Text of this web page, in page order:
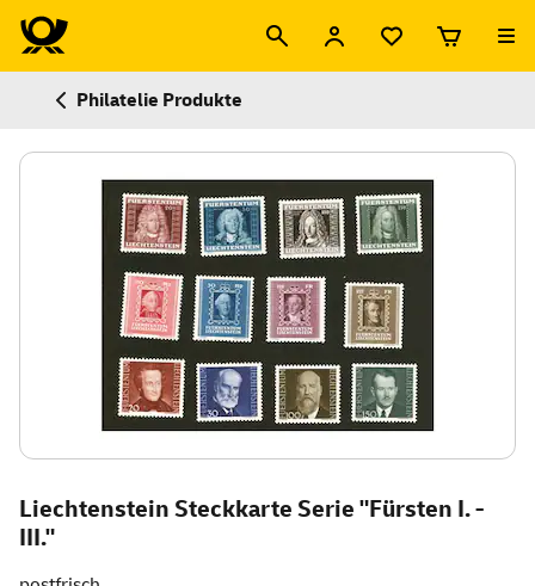
Philatelie Produkte
Liechtenstein Steckkarte Serie "Fürsten I. -
III."